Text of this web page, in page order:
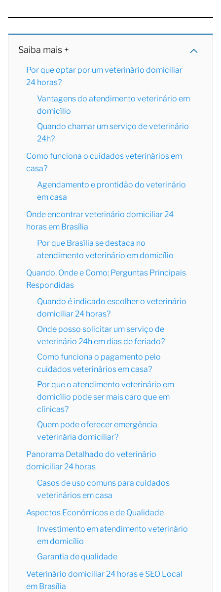
Saiba mais +
Por que optar por um veterinário domiciliar
24 horas?
Vantagens do atendimento veterinário em
domicílio
Quando chamar um serviço de veterinário
24h?
Como funciona o cuidados veterinários em
casa?
Agendamento e prontidão do veterinário
em casa
Onde encontrar veterinário domiciliar 24
horas em Brasília
Por que Brasília se destaca no
atendimento veterinário em domicílio
Quando, Onde e Como: Perguntas Principais
Respondidas
Quando é indicado escolher o veterinário
domiciliar 24 horas?
Onde posso solicitar um serviço de
veterinário 24h em dias de feriado?
Como funciona o pagamento pelo
cuidados veterinários em casa?
Por que o atendimento veterinário em
domicílio pode ser mais caro que em
clínicas?
Quem pode oferecer emergência
veterinária domiciliar?
Panorama Detalhado do veterinário
domiciliar 24 horas
Casos de uso comuns para cuidados
veterinários em casa
Aspectos Econômicos e de Qualidade
Investimento em atendimento veterinário
em domicílio
Garantia de qualidade
Veterinário domiciliar 24 horas e SEO Local
em Brasília